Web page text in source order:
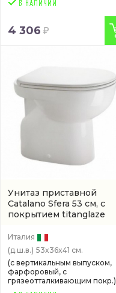
4 306
Унитаз приставной
Catalano Sfera 53 см, с
покрытием titanglaze
Италия
(д.ш.в.) 53x36x41 см.
(с вертикальным выпуском,
фарфоровый, с
грязеотталкивающим покр.)